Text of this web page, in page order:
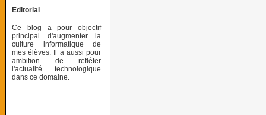
Editorial
Ce blog a pour objectif
principal d'augmenter la
culture informatique de
mes élèves. Il a aussi pour
ambition de refléter
l'actualité technologique
dans ce domaine.